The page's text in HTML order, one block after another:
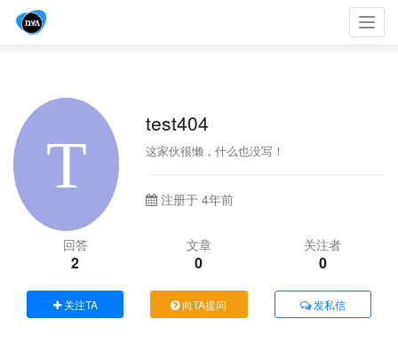
test404
这家伙很懒，什么也没写！
注册于 4年前
回答
2
文章
0
关注者
0
关注TA 向TA提问 发私信